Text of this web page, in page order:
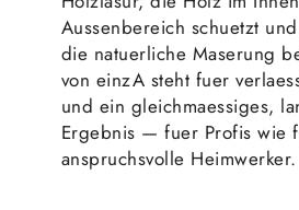
Aussenbereich schuetzt
die natuerliche Maserung
von einzA steht fuer
und ein gleichmaessiges,
Ergebnis — fuer Profis wie
anspruchsvolle Heimwerker.